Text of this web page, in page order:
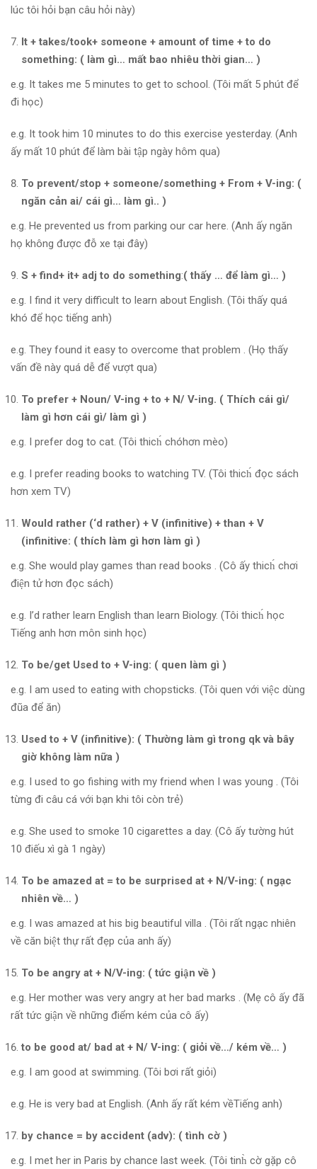
lúc tôi hỏi bạn câu hỏi này)
It + takes/took+ someone + amount of time + to do
something: ( làm gì… mất bao nhiêu thời gian… )
e.g. It takes me 5 minutes to get to school. (Tôi mất 5 phút để
đi học)
e.g. It took him 10 minutes to do this exercise yesterday. (Anh
ấy mất 10 phút để làm bài tập ngày hôm qua)
To prevent/stop + someone/something + From + V-ing: (
ngăn cản ai/ cái gì… làm gì.. )
e.g. He prevented us from parking our car here. (Anh ấy ngăn
họ không được đỗ xe tại đây)
S + find+ it+ adj to do something:( thấy … để làm gì… )
e.g. I find it very difficult to learn about English. (Tôi thấy quá
khó để học tiếng anh)
e.g. They found it easy to overcome that problem . (Họ thấy
vấn đề này quá dễ để vượt qua)
To prefer + Noun/ V-ing + to + N/ V-ing. ( Thích cái gì/
làm gì hơn cái gì/ làm gì )
e.g. I prefer dog to cat. (Tôi thich́ chóhơn mèo)
e.g. I prefer reading books to watching TV. (Tôi thich́ đọc sách
hơn xem TV)
Would rather (‘d rather) + V (infinitive) + than + V
(infinitive: ( thích làm gì hơn làm gì )
e.g. She would play games than read books . (Cô ấy thich́ chơi
điện tử hơn đọc sách)
e.g. I’d rather learn English than learn Biology. (Tôi thich́ học
Tiếng anh hơn môn sinh học)
To be/get Used to + V-ing: ( quen làm gì )
e.g. I am used to eating with chopsticks. (Tôi quen với việc dùng
đũa để ăn)
Used to + V (infinitive): ( Thường làm gì trong qk và bây
giờ không làm nữa )
e.g. I used to go fishing with my friend when I was young . (Tôi
từng đi câu cá với bạn khi tôi còn trẻ)
e.g. She used to smoke 10 cigarettes a day. (Cô ấy tường hút
10 điếu xì gà 1 ngày)
To be amazed at = to be surprised at + N/V-ing: ( ngạc
nhiên về… )
e.g. I was amazed at his big beautiful villa . (Tôi rất ngạc nhiên
về căn biệt thự rất đẹp của anh ấy)
To be angry at + N/V-ing: ( tức giận về )
e.g. Her mother was very angry at her bad marks . (Mẹ cô ấy đã
rất tức giận về những điểm kém của cô ấy)
to be good at/ bad at + N/ V-ing: ( giỏi về…/ kém về… )
e.g. I am good at swimming. (Tôi bơi rất giỏi)
e.g. He is very bad at English. (Anh ấy rất kém vềTiếng anh)
by chance = by accident (adv): ( tình cờ )
e.g. I met her in Paris by chance last week. (Tôi tinh̀ cờ gặp cô